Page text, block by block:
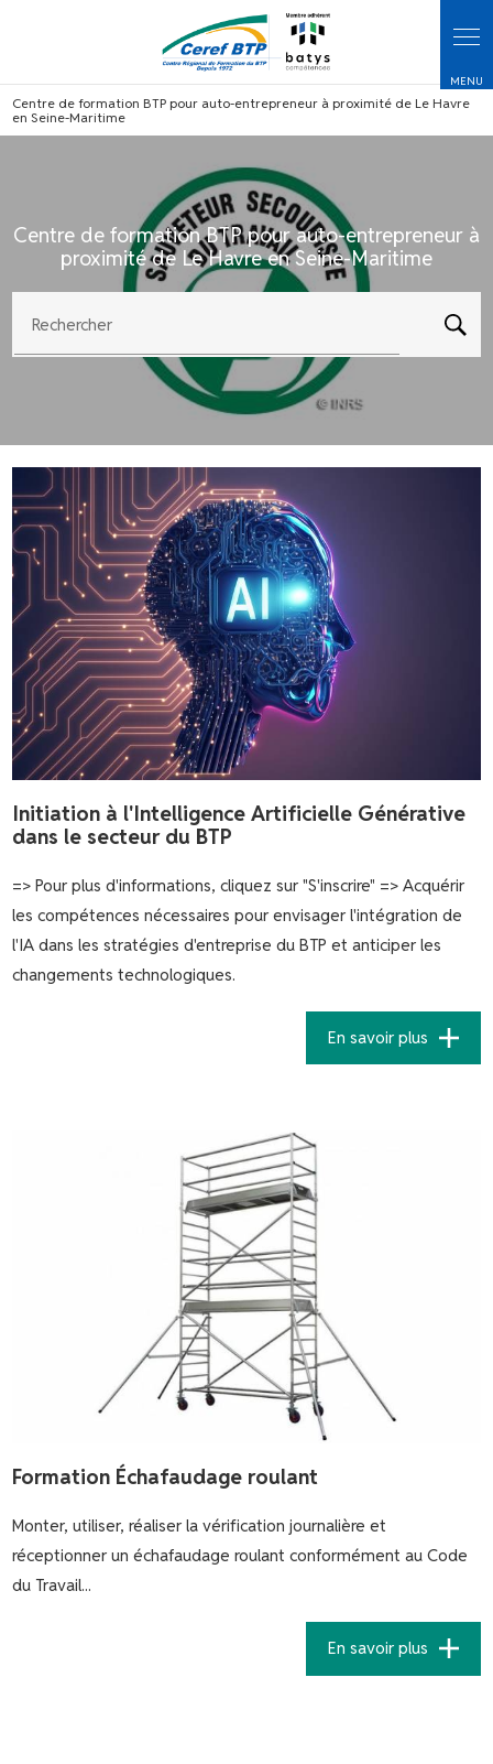
Centre de formation BTP pour auto-entrepreneur à proximité de Le Havre
en Seine-Maritime
Centre de formation BTP pour auto-entrepreneur à
proximité de Le Havre en Seine-Maritime
Rechercher
Initiation à l'Intelligence Artificielle Générative
dans le secteur du BTP
=> Pour plus d'informations, cliquez sur "S'inscrire" => Acquérir
les compétences nécessaires pour envisager l'intégration de
l'IA dans les stratégies d'entreprise du BTP et anticiper les
changements technologiques.
En savoir plus
Formation Échafaudage roulant
Monter, utiliser, réaliser la vérification journalière et
réceptionner un échafaudage roulant conformément au Code
du Travail...
En savoir plus